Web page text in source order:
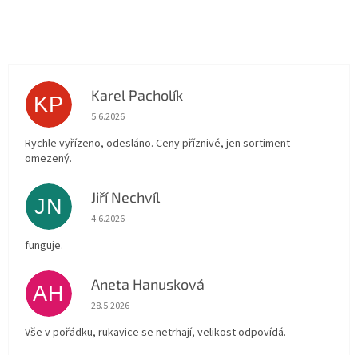
KP Karel Pacholík
Hodnocení obchodu je 4 z 5 hvězdiček.
5.6.2026
Rychle vyřízeno, odesláno. Ceny příznivé, jen sortiment
omezený.
JN Jiří Nechvíl
Hodnocení obchodu je 5 z 5 hvězdiček.
4.6.2026
funguje.
AH Aneta Hanusková
Hodnocení obchodu je 5 z 5 hvězdiček.
28.5.2026
Vše v pořádku, rukavice se netrhají, velikost odpovídá.